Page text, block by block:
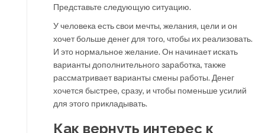
Представьте следующую ситуацию.
У человека есть свои мечты, желания, цели и он
хочет больше денег для того, чтобы их реализовать.
И это нормальное желание. Он начинает искать
варианты дополнительного заработка, также
рассматривает варианты смены работы. Денег
хочется быстрее, сразу, и чтобы поменьше усилий
для этого прикладывать.
Как вернуть интерес к